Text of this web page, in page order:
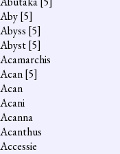
Aby[5]
Abyss [5]
Abyst[5]
Acamarchis
Acan[5]
Acan
Acani
Acanna
Acanthus
Accessie